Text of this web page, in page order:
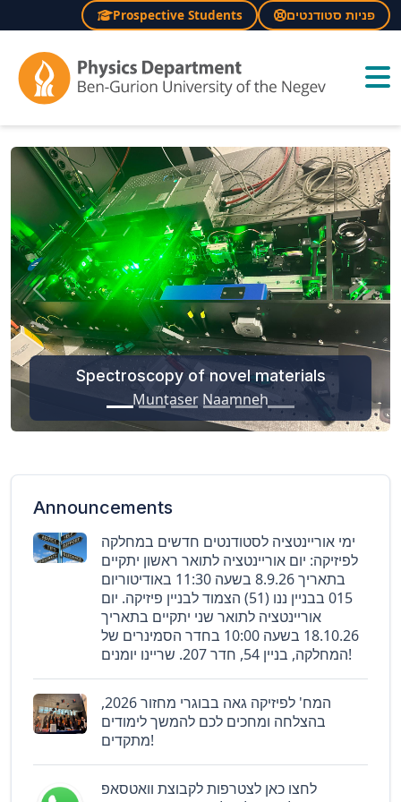
Prospective Students פניות סטודנטים
×
Spectroscopy of novel materials
Muntaser Naamneh
Previous Next
Announcements
ימי אוריינטציה לסטודנטים חדשים במחלקה
לפיזיקה: יום אוריינטציה לתואר ראשון יתקיים
בתאריך 8.9.26 בשעה 11:30 באודיטוריום
015 בבניין ננו (51) הצמוד לבניין פיזיקה. יום
אוריינטציה לתואר שני יתקיים בתאריך
18.10.26 בשעה 10:00 בחדר הסמינרים של
המחלקה, בניין 54, חדר 207. שריינו יומנים!
המח' לפיזיקה גאה בבוגרי מחזור 2026,
בהצלחה ומחכים לכם להמשך לימודים
מתקדים!
לחצו כאן לצטרפות לקבוצת וואטסאפ